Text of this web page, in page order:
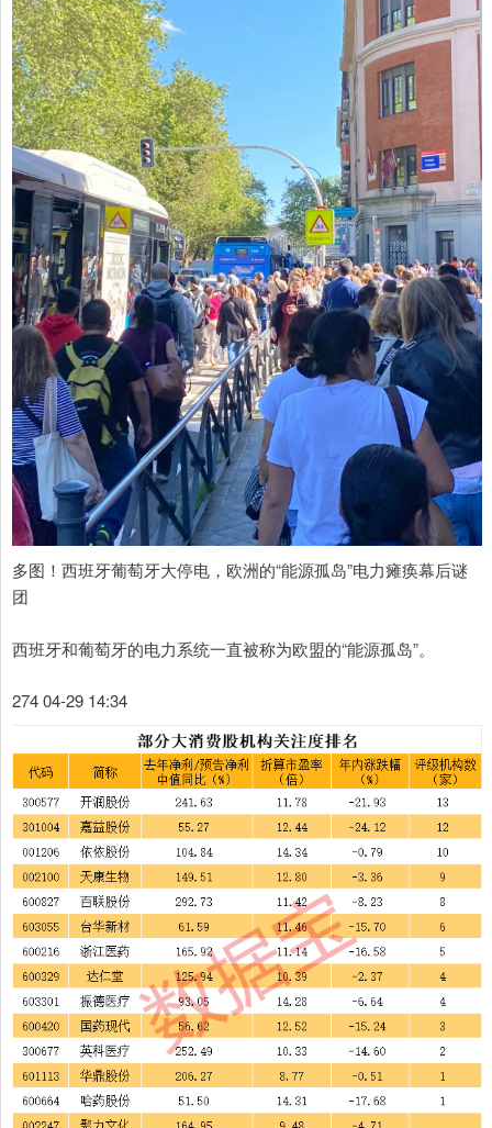
多图！西班牙葡萄牙大停电，欧洲的“能源孤岛”电力瘫痪幕后谜
团
西班牙和葡萄牙的电力系统一直被称为欧盟的“能源孤岛”。
274 04-29 14:34